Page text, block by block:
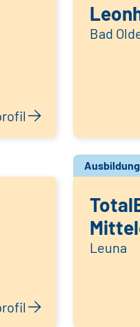
Bad
Leuna